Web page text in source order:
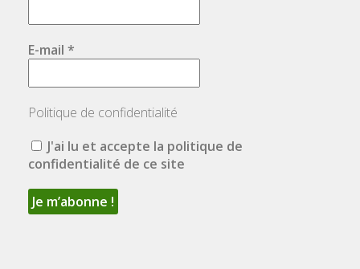
E-mail *
Politique de confidentialité
J'ai lu et accepte la politique de
confidentialité de ce site